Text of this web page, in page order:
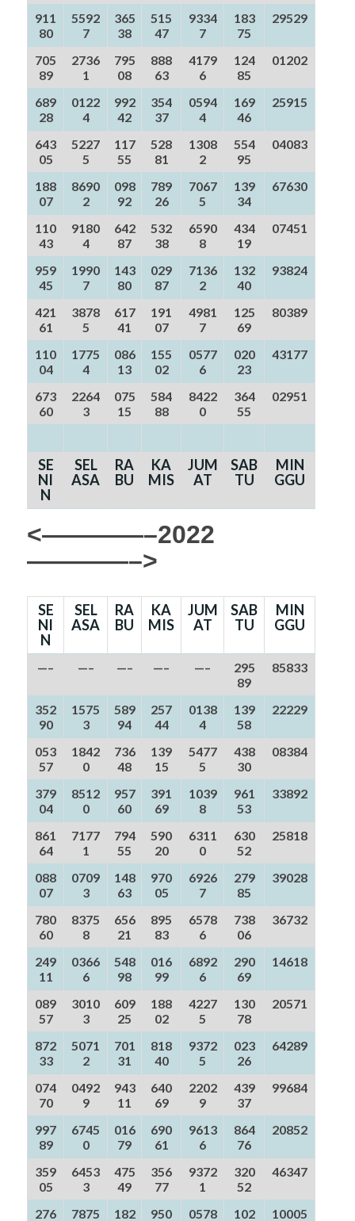
911
80
5592
7
365
38
515
47
9334
7
183
75
29529
705
89
2736
1
795
08
888
63
4179
6
124
85
01202
689
28
0122
4
992
42
354
37
0594
4
169
46
25915
643
05
5227
5
117
55
528
81
1308
2
554
95
04083
188
07
8690
2
098
92
789
26
7067
5
139
34
67630
110
43
9180
4
642
87
532
38
6590
8
434
19
07451
959
45
1990
7
143
80
029
87
7136
2
132
40
93824
421
61
3878
5
617
41
191
07
4981
7
125
69
80389
110
04
1775
4
086
13
155
02
0577
6
020
23
43177
673
60
2264
3
075
15
584
88
8422
0
364
55
02951
SE
NI
N
SEL
ASA
RA
BU
KA
MIS
JUM
AT
SAB
TU
MIN
GGU
<————–2022
————–>
SE
NI
N
SEL
ASA
RA
BU
KA
MIS
JUM
AT
SAB
TU
MIN
GGU
—– —– —– —– —–
295
89
85833
352
90
1575
3
589
94
257
44
0138
4
139
58
22229
053
57
1842
0
736
48
139
15
5477
5
438
30
08384
379
04
8512
0
957
60
391
69
1039
8
961
53
33892
861
64
7177
1
794
55
590
20
6311
0
630
52
25818
088
07
0709
3
148
63
970
05
6926
7
279
85
39028
780
60
8375
8
656
21
895
83
6578
6
738
06
36732
249
11
0366
6
548
98
016
99
6892
6
290
69
14618
089
57
3010
3
609
25
188
02
4227
5
130
78
20571
872
33
5071
2
701
31
818
40
9372
5
023
26
64289
074
70
0492
9
943
11
640
69
2202
9
439
37
99684
997
89
6745
0
016
79
690
61
9613
6
864
76
20852
359
05
6453
3
475
49
356
77
9372
1
320
52
46347
276 7875 182 950 0578 102 10005